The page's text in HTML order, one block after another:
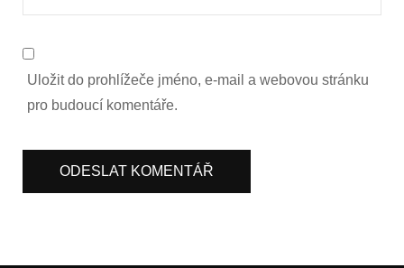
Uložit do prohlížeče jméno, e-mail a webovou stránku
pro budoucí komentáře.